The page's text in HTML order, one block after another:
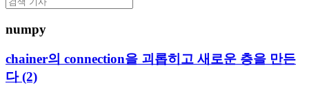
numpy
chainer의 connection을 괴롭히고 새로운 층을 만든
다 (2)